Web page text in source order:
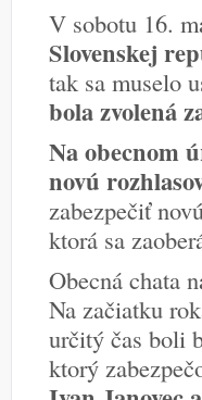
V sobotu 16.
Slovenskej
tak sa muselo
bola zvolená
Na obecnom
novú
zabezpečiť
ktorá sa
Obecná chata
Na začiatku
určitý čas boli
ktorý